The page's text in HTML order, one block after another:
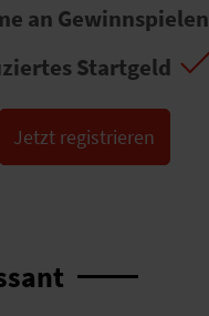
an Gewinnspielen
Startgeld
Jetzt registrieren